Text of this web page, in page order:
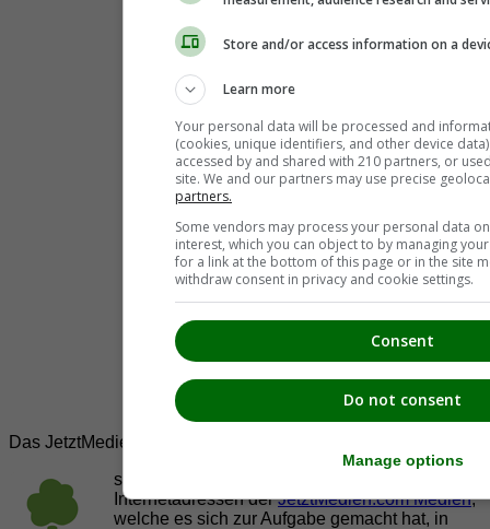
Das JetztMedien.com Medien Netzwerk
suedsteiermark.at ist eine von vielen
Internetadressen derJetztMedien.com Medien,
welche es sich zur Aufgabe gemacht hat, in
Store and/or access information on a
Learn more
Your personal data will be processed and
(cookies, unique identifiers, and other device
accessed by and shared with 210 partners, or
site. We and our partners may use precise
partners.
Some vendors may process your personal data
interest, which you can object to by managing
for a link at the bottom of this page or in the site
withdraw consent in privacy and cookie settings.
Consent
Do not consent
Manage options